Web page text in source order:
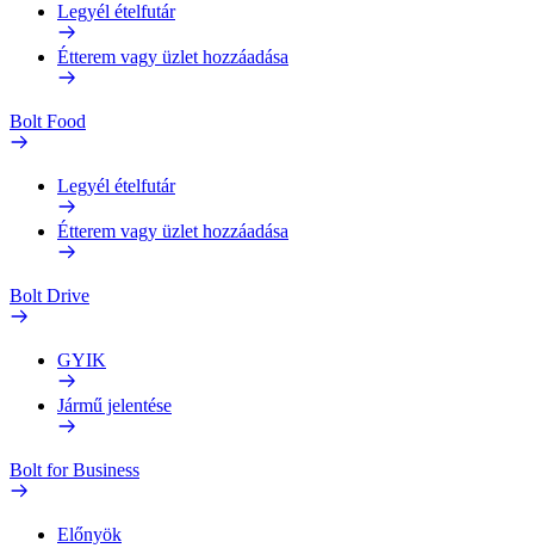
Legyél ételfutár
Étterem vagy üzlet hozzáadása
Bolt Food
Legyél ételfutár
Étterem vagy üzlet hozzáadása
Bolt Drive
GYIK
Jármű jelentése
Bolt for Business
Előnyök